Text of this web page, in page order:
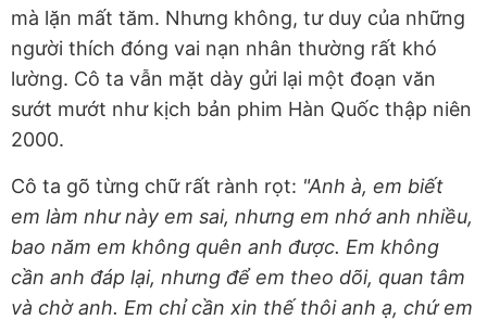
mà lặn mất tăm. Nhưng không, tư duy của những
người thích đóng vai nạn nhân thường rất khó
lường. Cô ta vẫn mặt dày gửi lại một đoạn văn
sướt mướt như kịch bản phim Hàn Quốc thập niên
2000.
Cô ta gõ từng chữ rất rành rọt: "Anh à, em biết
em làm như này em sai, nhưng em nhớ anh nhiều,
bao năm em không quên anh được. Em không
cần anh đáp lại, nhưng để em theo dõi, quan tâm
và chờ anh. Em chỉ cần xin thế thôi anh ạ, chứ em